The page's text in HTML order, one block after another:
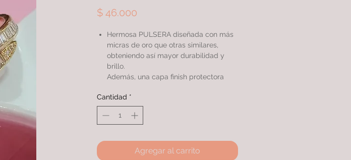
$ 46.000Precio
Hermosa PULSERA diseñada con más
micras de oro que otras similares,
obteniendo así mayor durabilidad y
brillo.
Además, una capa finish protectora
comparación con otros productos
similares.
PULSERA con doble baño de oro 24k
una calidad excepcional.
Cantidad *
Agregar al carrito